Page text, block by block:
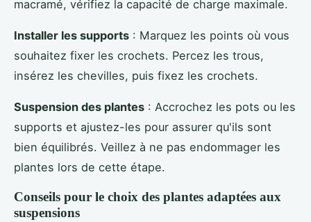
macramé, vérifiez la capacité de charge maximale.
Installer les supports : Marquez les points où vous
souhaitez fixer les crochets. Percez les trous,
insérez les chevilles, puis fixez les crochets.
Suspension des plantes : Accrochez les pots ou les
supports et ajustez-les pour assurer qu'ils sont
bien équilibrés. Veillez à ne pas endommager les
plantes lors de cette étape.
Conseils pour le choix des plantes adaptées aux
suspensions